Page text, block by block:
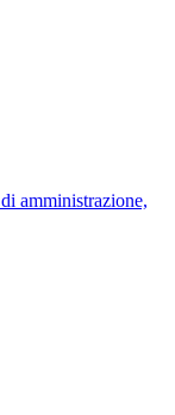
amministrazione,